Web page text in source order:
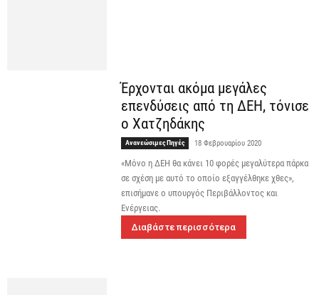
Έρχονται ακόμα μεγάλες
επενδύσεις από τη ΔΕΗ, τόνισε
ο Χατζηδάκης
Ανανεώσιμες Πηγές 18 Φεβρουαρίου 2020
«Μόνο η ΔΕΗ θα κάνει 10 φορές μεγαλύτερα πάρκα
σε σχέση με αυτό το οποίο εξαγγέλθηκε χθες»,
επισήμανε ο υπουργός Περιβάλλοντος και
Ενέργειας.
Διαβάστε περισσότερα